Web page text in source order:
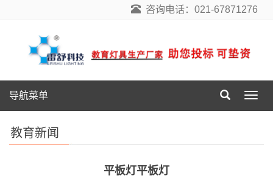
咨询电话：021-67871276
导
航
导航菜单
教育新闻
平板灯平板灯